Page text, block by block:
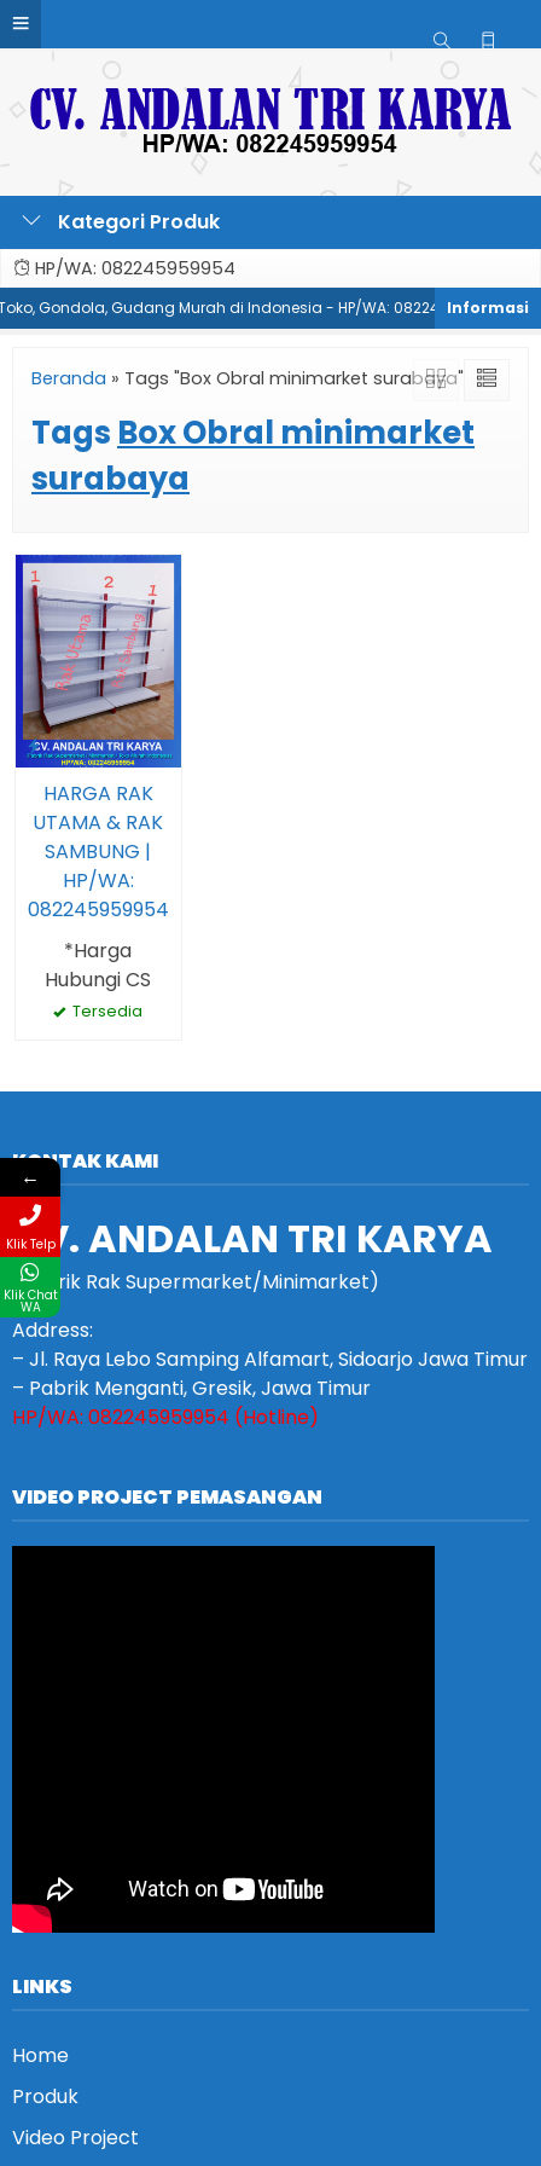
Kategori Produk
HP/WA: 082245959954
Gondola, Gudang Murah di Indonesia - HP/WA: 082245959954
Beranda » Tags "Box Obral minimarket surabaya"
Tags Box Obral minimarket
surabaya
HARGA RAK
UTAMA & RAK
SAMBUNG |
HP/WA:
082245959954
*Harga
Hubungi CS
Tersedia
KONTAK KAMI
CV. ANDALAN TRI KARYA
(Pabrik Rak Supermarket/Minimarket)
Address:
– Jl. Raya Lebo Samping Alfamart, Sidoarjo Jawa Timur
– Pabrik Menganti, Gresik, Jawa Timur
HP/WA: 082245959954 (Hotline)
VIDEO PROJECT PEMASANGAN
LINKS
Home
Produk
Video Project
←
Klik Telp
Klik Chat
WA